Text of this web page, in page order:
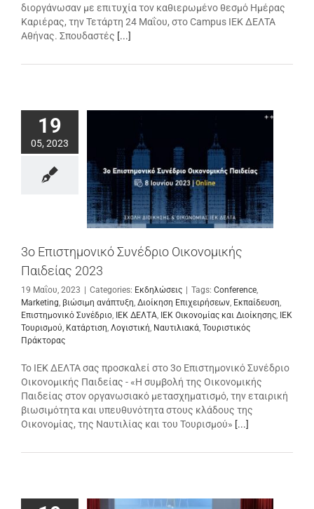
διοργάνωσαν με επιτυχία τον καθιερωμένο θεσμό Ημέρας
Καριέρας, την Τετάρτη 24 Μαΐου, στο Campus ΙΕΚ ΔΕΛΤΑ
Αθήνας. Σπουδαστές [...]
19
05, 2023
3ο Επιστημονικό Συνέδριο Οικονομικής
Παιδείας 2023
19 Μαΐου, 2023 | Categories: Εκδηλώσεις | Tags: Conference
Marketing βιώσιμη ανάπτυξη Διοίκηση Επιχειρήσεων Εκπαίδευση
Επιστημονικό Συνέδριο ΙΕΚ ΔΕΛΤΑ ΙΕΚ Οικονομίας και Διοίκησης ΙΕΚ
Τουρισμού Κατάρτιση Λογιστική Ναυτιλιακά Τουριστικός
Πράκτορας
Το ΙΕΚ ΔΕΛΤΑ σας προσκαλεί στο 3ο Επιστημονικό Συνέδριο
Οικονομικής Παιδείας - «Η συμβολή της Οικονομικής
Παιδείας στον οργανωσιακό μετασχηματισμό, την εταιρική
βιωσιμότητα και υπευθυνότητα στους κλάδους της
Οικονομίας, της Ναυτιλίας και του Τουρισμού» [...]